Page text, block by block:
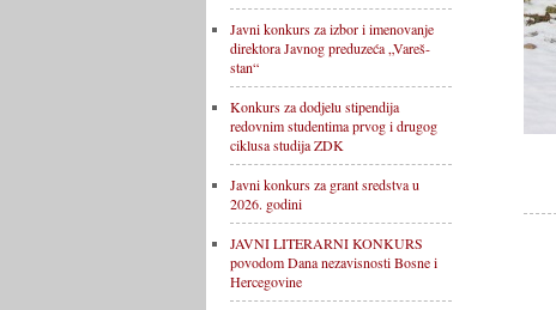
Javni konkurs za izbor i imenovanje
direktora Javnog preduzeća „Vareš-
stan“
Konkurs za dodjelu stipendija
redovnim studentima prvog i drugog
ciklusa studija ZDK
Javni konkurs za grant sredstva u
2026. godini
JAVNI LITERARNI KONKURS
povodom Dana nezavisnosti Bosne i
Hercegovine